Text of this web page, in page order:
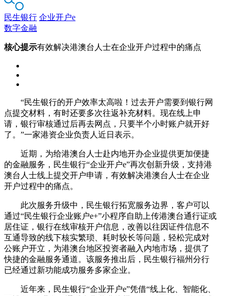
民生银行 企业开户e
数字金融
核心提示有效解决港澳台人士在企业开户过程中的痛点
“民生银行的开户效率太高啦！过去开户需要到银行网
点提交材料，有时还要多次往返补充材料。现在线上申
请，银行审核通过后再去网点，只要半个小时账户就开好
了。”一家港资企业负责人近日表示。
近期，为给港澳台人士赴内地开办企业提供更加便捷
的金融服务，民生银行“企业开户e”再次创新升级，支持港
澳台人士线上提交开户申请，有效解决港澳台人士在企业
开户过程中的痛点。
此次服务升级中，民生银行拓宽服务边界，客户可以
通过“民生银行企业账户e+”小程序自助上传港澳台通行证或
居住证，银行在线审核开户信息，改善以往因证件信息不
互通导致的线下核实繁琐、耗时较长等问题，轻松完成对
公账户开立，为港澳台地区投资者融入内地市场，提供了
快捷的金融服务通道。该服务推出后，民生银行福州分行
已经通过新功能成功服务多家企业。
近年来，民生银行“企业开户e”凭借“线上化、智能化、